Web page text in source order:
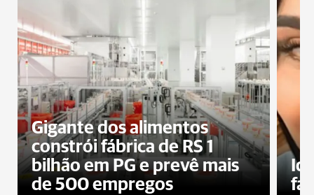
Gigante dos alimentos
constrói fábrica de RS 1
bilhão em PG e prevê mais
de 500 empregos